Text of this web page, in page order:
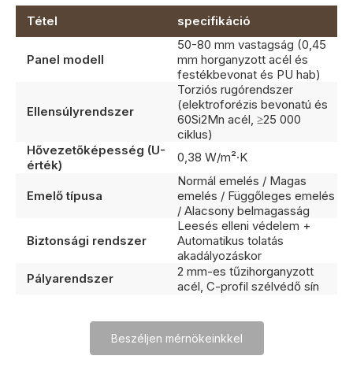
Tétel specifikáció
Panel modell
50-80 mm vastagság (0,45
mm horganyzott acél és
festékbevonat és PU hab)
Ellensúlyrendszer
Torziós rugórendszer
(elektroforézis bevonatú és
60Si2Mn acél, ≥25 000
ciklus)
Hővezetőképesség (U-
érték)
0,38 W/m²·K
Emelő típusa
Normál emelés / Magas
emelés / Függőleges emelés
/ Alacsony belmagasság
Biztonsági rendszer
Leesés elleni védelem +
Automatikus tolatás
akadályozáskor
Pályarendszer
2 mm-es tűzihorganyzott
acél, C-profil szélvédő sín
Beszéljen mérnökeinkkel